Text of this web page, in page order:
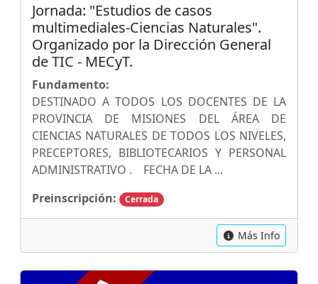
Jornada: "Estudios de casos
multimediales-Ciencias Naturales".
Organizado por la Dirección General
de TIC - MECyT.
Fundamento:
DESTINADO A TODOS LOS DOCENTES DE LA
PROVINCIA DE MISIONES DEL ÁREA DE
CIENCIAS NATURALES DE TODOS LOS NIVELES,
PRECEPTORES, BIBLIOTECARIOS Y PERSONAL
ADMINISTRATIVO . FECHA DE LA ...
Preinscripción:
Cerrada
Más Info